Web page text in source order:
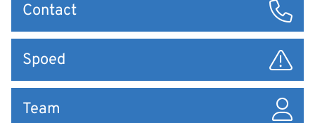
naar
Contact
Spoed
Team